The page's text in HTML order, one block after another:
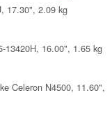
17.30", 2.09 kg
13420H, 16.00", 1.65 kg
Celeron N4500, 11.60",